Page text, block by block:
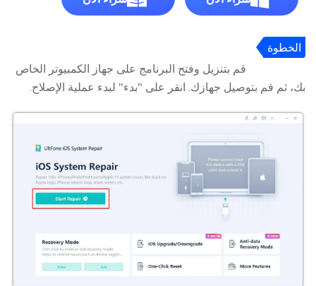
الخطوة
قم بتنزيل وفتح البرنامج على جهاز الكمبيوتر الخاص
بك، ثم قم بتوصيل جهازك. انقر على "بدء" لبدء عملية الإصلاح.